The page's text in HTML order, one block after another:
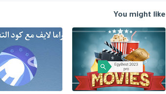
You might like